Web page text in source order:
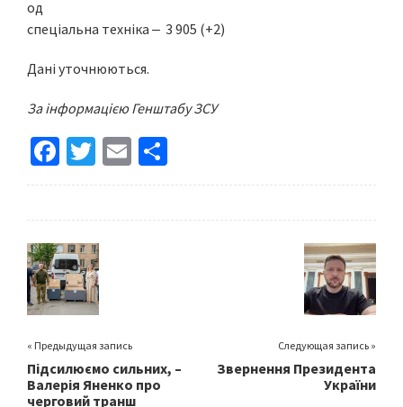
од
спеціальна техніка ‒ 3 905 (+2)
Дані уточнюються.
За інформацією Генштабу ЗСУ
Fa
ce
o
o
k
T
wi
er
E
m h
« Предыдущая запись
Підсилюємо сильних, –
Валерія Яненко про
черговий транш
Следующая запись »
Звернення Президента
України